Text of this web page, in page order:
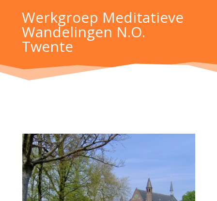
Werkgroep Meditatieve
Wandelingen N.O.
Twente